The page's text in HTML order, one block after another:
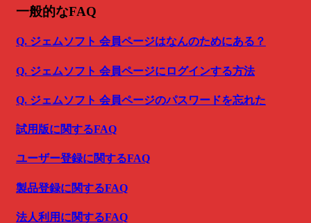
一般的なFAQ
Q. ジェムソフト 会員ページはなんのためにある？
Q. ジェムソフト 会員ページにログインする方法
Q. ジェムソフト 会員ページのパスワードを忘れた
試用版に関するFAQ
ユーザー登録に関するFAQ
製品登録に関するFAQ
法人利用に関するFAQ